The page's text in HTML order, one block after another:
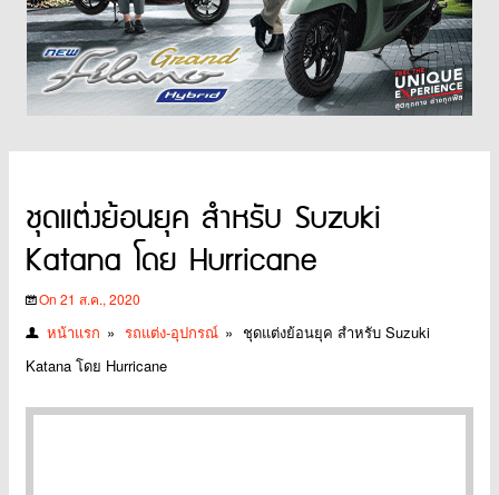
ชุดแต่งย้อนยุค สำหรับ Suzuki
Katana โดย Hurricane
On 21 ส.ค., 2020
หน้าแรก » รถแต่ง-อุปกรณ์ » ชุดแต่งย้อนยุค สำหรับ Suzuki
Katana โดย Hurricane